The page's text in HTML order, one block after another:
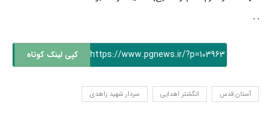
https://www.pgnews.ir/?p=103963 کپی لینک کوتاه
آستان قدس انگشتر اهدایی سردار شهید زاهدی